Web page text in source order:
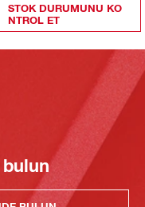
STOK DURUMUNU KO
NTROL ET
bulun